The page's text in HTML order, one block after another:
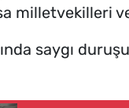
milletvekilleri
saygı